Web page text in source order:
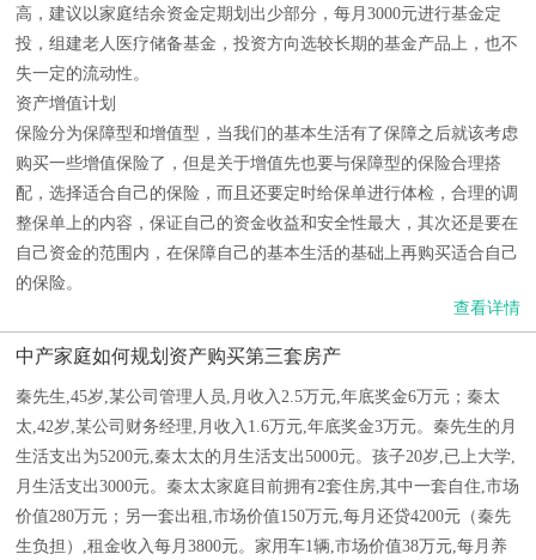
高，建议以家庭结余资金定期划出少部分，每月3000元进行基金定
投，组建老人医疗储备基金，投资方向选较长期的基金产品上，也不
失一定的流动性。
资产增值计划
保险分为保障型和增值型，当我们的基本生活有了保障之后就该考虑
购买一些增值保险了，但是关于增值先也要与保障型的保险合理搭
配，选择适合自己的保险，而且还要定时给保单进行体检，合理的调
整保单上的内容，保证自己的资金收益和安全性最大，其次还是要在
自己资金的范围内，在保障自己的基本生活的基础上再购买适合自己
的保险。
查看详情
中产家庭如何规划资产购买第三套房产
秦先生,45岁,某公司管理人员,月收入2.5万元,年底奖金6万元；秦太
太,42岁,某公司财务经理,月收入1.6万元,年底奖金3万元。秦先生的月
生活支出为5200元,秦太太的月生活支出5000元。孩子20岁,已上大学,
月生活支出3000元。秦太太家庭目前拥有2套住房,其中一套自住,市场
价值280万元；另一套出租,市场价值150万元,每月还贷4200元（秦先
生负担）,租金收入每月3800元。家用车1辆,市场价值38万元,每月养